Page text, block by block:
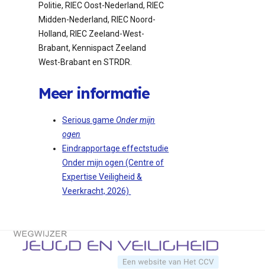
Politie, RIEC Oost-Nederland, RIEC
Midden-Nederland, RIEC Noord-
Holland, RIEC Zeeland-West-
Brabant, Kennispact Zeeland
West-Brabant en STRDR.
Meer informatie
Serious gameOnder mijn
ogen
Eindrapportage effectstudie
Onder mijn ogen (Centre of
Expertise Veiligheid &
Veerkracht, 2026)
Terug naar de startpagina